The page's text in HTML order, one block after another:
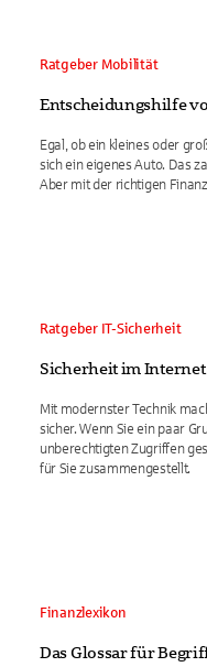
Ratgeber Mobilität
Entscheidungshilfe
Egal, ob ein kleines oder
sich ein eigenes Auto. Das
Aber mit der richtigen
Ratgeber IT-Sicherheit
Sicherheit im Internet
Mit modernster Technik
sicher. Wenn Sie ein paar
unberechtigten Zugriffen
für Sie zusammengestellt.
Finanzlexikon
Das Glossar für